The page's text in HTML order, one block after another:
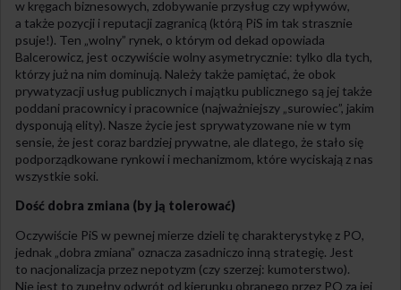
w kręgach biznesowych, zdobywanie przysług czy wpływów,
a także pozycji i reputacji zagranicą (którą PiS im tak strasznie
psuje!). Ten „wolny” rynek, o którym od dekad opowiada
Balcerowicz, jest oczywiście wolny asymetrycznie: tylko dla tych,
którzy już na nim dominują. Należy także pamiętać, że obok
prywatyzacji usług publicznych i majątku publicznego są jej także
poddani pracownicy i pracownice (najważniejszy „surowiec”, jakim
dysponują elity). Nasze życie jest sprywatyzowane nie w tym
sensie, że jest coraz bardziej prywatne, ale dlatego, że stało się
podporządkowane rynkowi i mechanizmom, które wyciskają z nas
wszystkie soki.
Dość dobra zmiana (by ją tolerować)
Oczywiście PiS w pewnej mierze dzieli tę charakterystykę z PO,
jednak „dobra zmiana” oznacza zasadniczo inną strategię. Jest
to nacjonalizacja przez nepotyzm (czy szerzej: kumoterstwo).
Nie jest to zupełny odwrót od kierunku obranego przez PO za jej